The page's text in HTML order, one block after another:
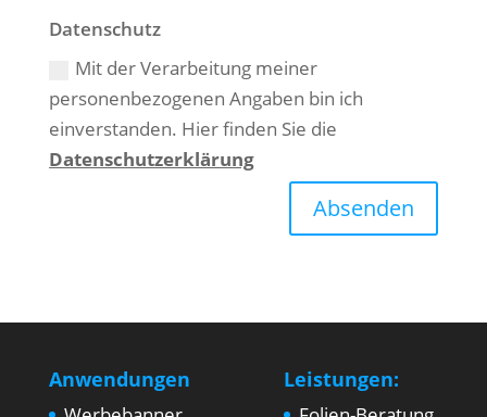
Datenschutz
Mit der Verarbeitung meiner
personenbezogenen Angaben bin ich
einverstanden. Hier finden Sie die
Datenschutzerklärung
Absenden
Anwendungen Leistungen: